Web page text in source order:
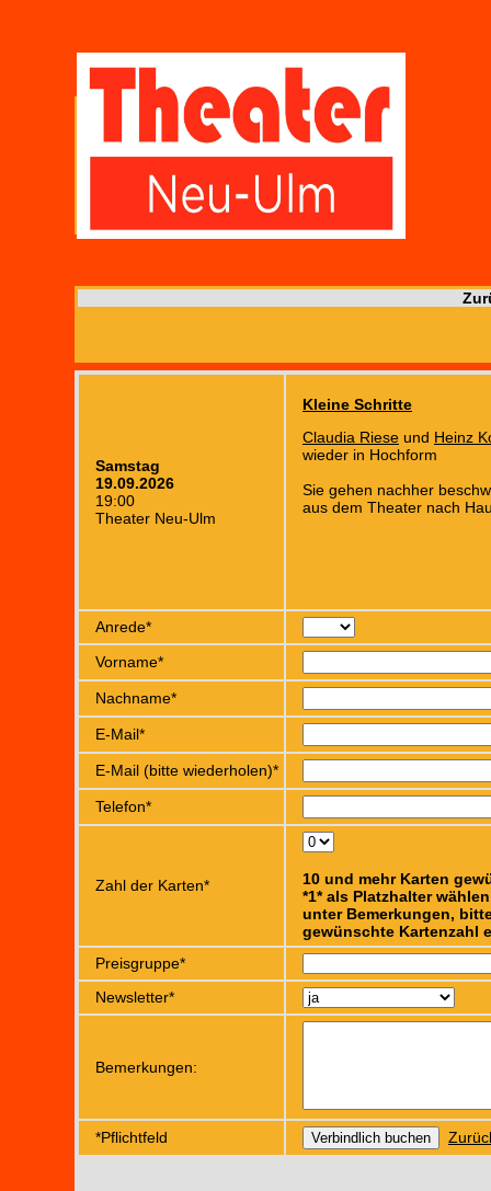
Samstag
19.09.2026
19:00
Theater Neu-Ulm
Kleine Schritte
Claudia Riese und Heinz
wieder in Hochform
Sie gehen nachher
aus dem Theater nach
Anrede*
Vorname*
Nachname*
E-Mail*
E-Mail (bitte wiederholen)*
Telefon*
Zahl der Karten*
10 und mehr Karten
*1* als Platzhalter
unter Bemerkungen,
gewünschte Kartenzahl
Preisgruppe*
Newsletter*
Bemerkungen:
*Pflichtfeld